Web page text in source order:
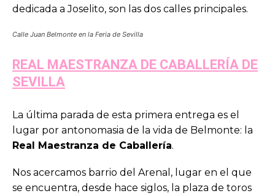
dedicada a Joselito, son las dos calles principales.
Calle Juan Belmonte en la Feria de Sevilla
REAL MAESTRANZA DE CABALLERÍA DE
SEVILLA
La última parada de esta primera entrega es el
lugar por antonomasia de la vida de Belmonte: la
Real Maestranza de Caballería.
Nos acercamos barrio del Arenal, lugar en el que
se encuentra, desde hace siglos, la plaza de toros